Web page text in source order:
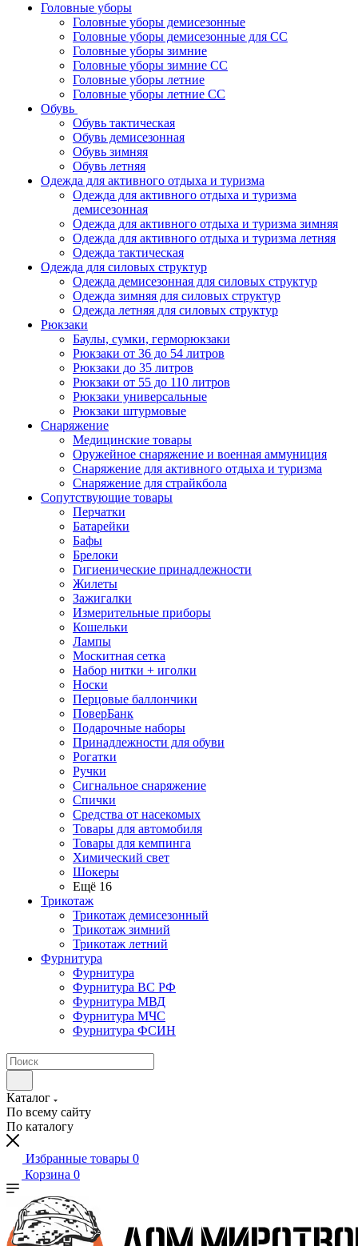
Головные уборы
Головные уборы демисезонные
Головные уборы демисезонные для СС
Головные уборы зимние
Головные уборы зимние СС
Головные уборы летние
Головные уборы летние СС
Обувь
Обувь тактическая
Обувь демисезонная
Обувь зимняя
Обувь летняя
Одежда для активного отдыха и туризма
Одежда для активного отдыха и туризма
демисезонная
Одежда для активного отдыха и туризма зимняя
Одежда для активного отдыха и туризма летняя
Одежда тактическая
Одежда для силовых структур
Одежда демисезонная для силовых структур
Одежда зимняя для силовых структур
Одежда летняя для силовых структур
Рюкзаки
Баулы, сумки, герморюкзаки
Рюкзаки от 36 до 54 литров
Рюкзаки до 35 литров
Рюкзаки от 55 до 110 литров
Рюкзаки универсальные
Рюкзаки штурмовые
Снаряжение
Медицинские товары
Оружейное снаряжение и военная аммуниция
Снаряжение для активного отдыха и туризма
Снаряжение для страйкбола
Сопутствующие товары
Перчатки
Батарейки
Бафы
Брелоки
Гигиенические принадлежности
Жилеты
Зажигалки
Измерительные приборы
Кошельки
Лампы
Москитная сетка
Набор нитки + иголки
Носки
Перцовые баллончики
ПоверБанк
Подарочные наборы
Принадлежности для обуви
Рогатки
Ручки
Сигнальное снаряжение
Спички
Средства от насекомых
Товары для автомобиля
Товары для кемпинга
Химический свет
Шокеры
Ещё 16
Трикотаж
Трикотаж демисезонный
Трикотаж зимний
Трикотаж летний
Фурнитура
Фурнитура
Фурнитура ВС РФ
Фурнитура МВД
Фурнитура МЧС
Фурнитура ФСИН
Каталог
По всему сайту
По каталогу
Избранные товары 0
Корзина 0